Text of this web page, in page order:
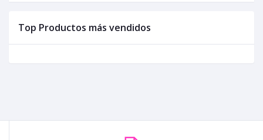
Top Productos más vendidos